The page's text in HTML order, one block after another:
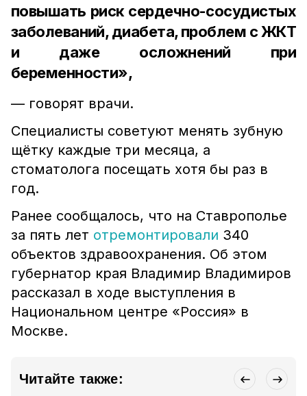
повышать риск сердечно-сосудистых
заболеваний, диабета, проблем с ЖКТ
и даже осложнений при
беременности»,
— говорят врачи.
Специалисты советуют менять зубную
щётку каждые три месяца, а
стоматолога посещать хотя бы раз в
год.
Ранее сообщалось, что на Ставрополье
за пять лет отремонтировали 340
объектов здравоохранения. Об этом
губернатор края Владимир Владимиров
рассказал в ходе выступления в
Национальном центре «Россия» в
Москве.
Читайте также: